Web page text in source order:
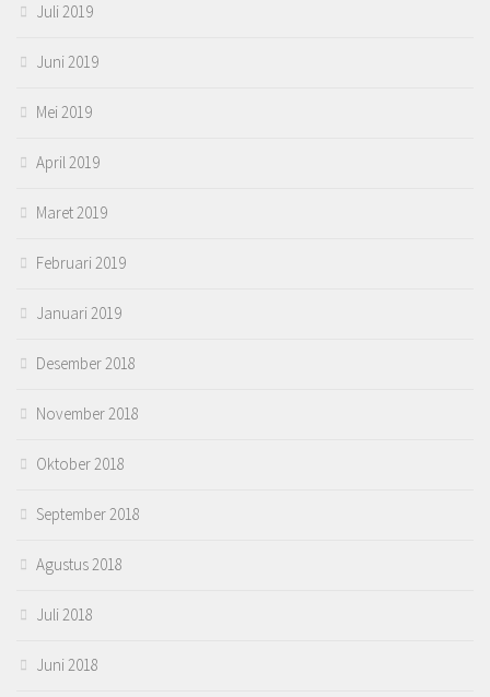
Juli 2019
Juni 2019
Mei 2019
April 2019
Maret 2019
Februari 2019
Januari 2019
Desember 2018
November 2018
Oktober 2018
September 2018
Agustus 2018
Juli 2018
Juni 2018